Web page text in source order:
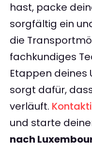
hast, packe
sorgfältig ein
die
fachkundiges
Etappen deines
sorgt dafür,
verläuft.
und starte
nach